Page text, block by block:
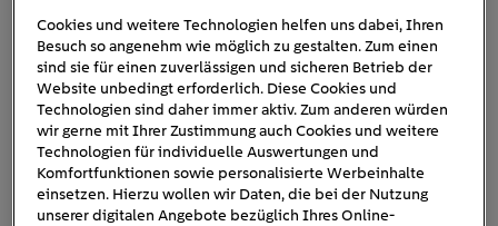
spuelmaschine-reinigen-arm-
duesen
Cookies und weitere Technologien helfen uns dabei, Ihren
Besuch so angenehm wie möglich zu gestalten. Zum einen
sind sie für einen zuverlässigen und sicheren Betrieb der
Website unbedingt erforderlich. Diese Cookies und
Technologien sind daher immer aktiv. Zum anderen würden
wir gerne mit Ihrer Zustimmung auch Cookies und weitere
Technologien für individuelle Auswertungen und
Komfortfunktionen sowie personalisierte Werbeinhalte
einsetzen. Hierzu wollen wir Daten, die bei der Nutzung
unserer digitalen Angebote bezüglich Ihres Online-